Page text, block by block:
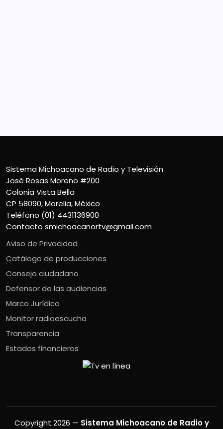
Sistema Michoacano de Radio y Televisión
José Rosas Moreno #200
Colonia Vista Bella
CP 58090, Morelia, México
Teléfono (01) 4431136900
Contacto smichoacanortv@gmail.com
Aviso de Privacidad
Catálogo de producciones
Consejo ciudadano
Defensor de las audiencias
Marco Jurídico
Monitor radioescucha
Transparencia
Estados financieros
Copyright 2026 — Sistema Michoacano de Radio y